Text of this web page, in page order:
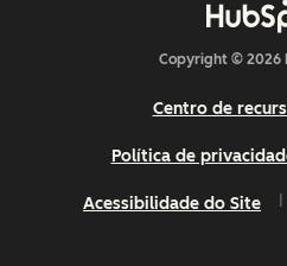
Copyright © 2026
Centro de
Política de
Acessibilidade do Site